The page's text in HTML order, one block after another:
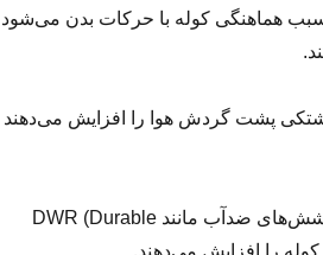
هماهنگی کوله با حرکات بدن می‌شود
پشت گردش هوا را افزایش می‌دهند
انتخاب متریال بادوام: پارچه‌های نایلونی مقاوم، پوشش‌های ضدآب مانند DWR (Durable